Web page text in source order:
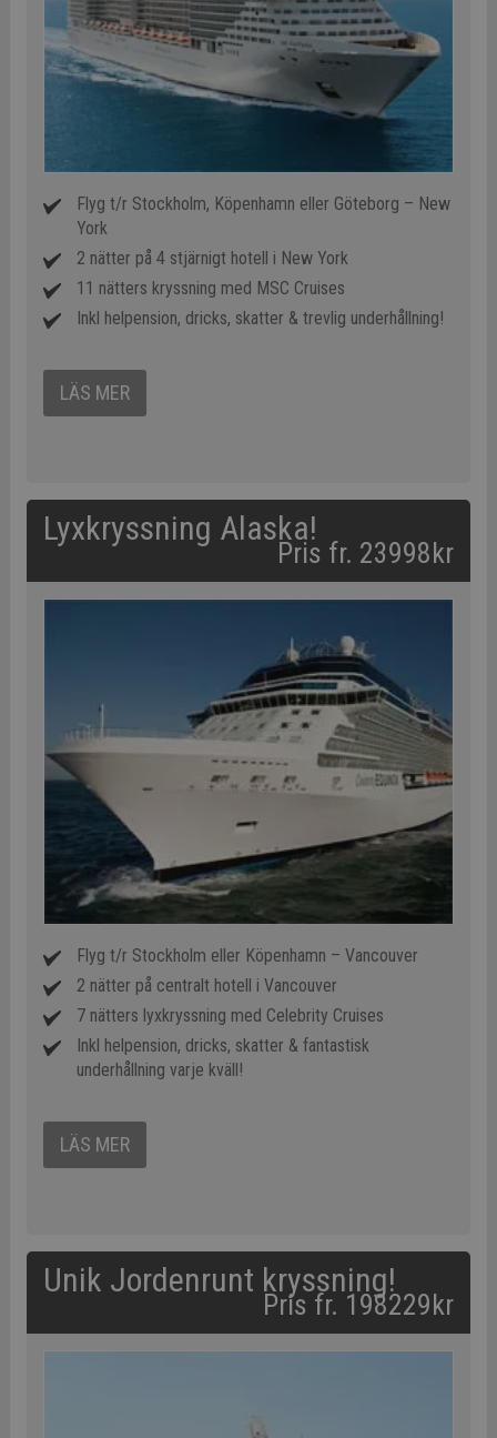
Flyg t/r Stockholm, Köpenhamn eller Göteborg – New
York
2 nätter på 4 stjärnigt hotell i New York
11 nätters kryssning med MSC Cruises
Inkl helpension, dricks, skatter & trevlig underhållning!
LÄS MER
Lyxkryssning Alaska!
Pris fr. 23998kr
Flyg t/r Stockholm eller Köpenhamn – Vancouver
2 nätter på centralt hotell i Vancouver
7 nätters lyxkryssning med Celebrity Cruises
Inkl helpension, dricks, skatter & fantastisk
underhållning varje kväll!
LÄS MER
Unik Jordenrunt kryssning!
Pris fr. 198229kr